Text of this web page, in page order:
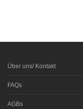
Über uns/ Kontakt
FAQs
AGBs